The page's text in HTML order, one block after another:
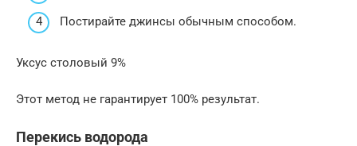
Постирайте джинсы обычным способом.
Уксус столовый 9%
Этот метод не гарантирует 100% результат.
Перекись водорода